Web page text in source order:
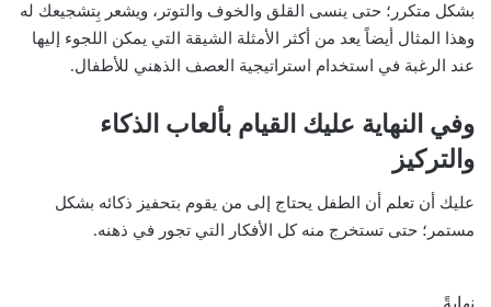
بشكل متكرر؛ حتى ينسى القلق والخوف والتوتر، ويشعر بِتشجيعك له
وهذا المثال أيضاً يعد من أكثر الأمثلة الشيقة التي يمكن اللجوء إليها
عند الرغبة في استخدام استراتيجية العصف الذهني للأطفال.
وفي النهاية عليك القيام بألعاب الذكاء
والتركيز
عليك أن تعلم أن الطفل يحتاج إلى من يقوم بتحفيز ذكائه بشكل
مستمر؛ حتى تستخرج منه كل الأفكار التي تجور في ذهنه.